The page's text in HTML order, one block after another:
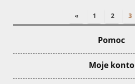
« 1 2 3
Pomoc
Moje konto